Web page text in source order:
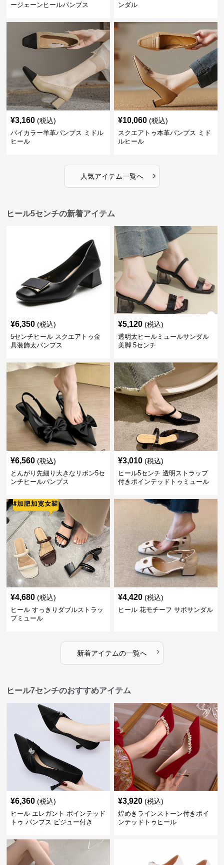
ージェーンヒールパンプス ンダル
¥3,160 (税込)
バイカラー羊革パンプス ミドル
ヒール
¥10,060 (税込)
スクエアトゥ本革パンプス ミド
ルヒール
人気アイテム一覧へ ›
ヒール5センチの新着アイテム
¥6,350 (税込)
5センチヒール スクエアトゥ金
具装飾太パンプス
¥5,120 (税込)
透明太ヒールミュールサンダル
美脚 5センチ
¥6,560 (税込)
とんがり先細り大きなリボン5セ
ンチヒールパンプス
¥3,010 (税込)
ヒール5センチ 透明ストラップ
付きポインテッドトゥミュール
¥4,680 (税込)
ヒール すっきりダブルストラッ
プミュール
¥4,420 (税込)
ヒール 花モチーフ サボサンダル
新着アイテムの一覧へ ›
ヒール7センチのおすすめアイテム
¥6,360 (税込)
ヒール エレガント ポインテッド
トゥ パンプス ビジュー付き
¥3,920 (税込)
煌めきラインストーン付きポイ
ンテッドトゥヒール